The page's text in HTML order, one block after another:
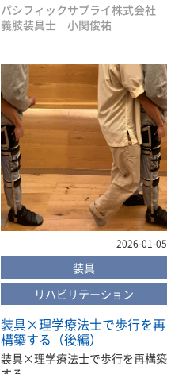
パシフィックサプライ株式会社
義肢装具士 小関俊祐
2026-01-05
装具
リハビリテーション
装具×理学療法士で歩行を再
構築する（後編）
装具×理学療法士で歩行を再構築